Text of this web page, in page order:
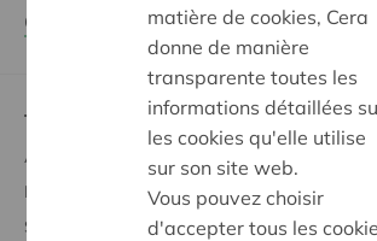
Consultez le règlement du concours
Tout savoir sur
Acheter des parts coopératives
Profiter des avantages sociétaires
Soutien à la société
matière de cookies, Cera
donne de manière
transparente toutes les
informations détaillées
les cookies qu'elle utilise
sur son site web.
Vous pouvez choisir
d'accepter tous les